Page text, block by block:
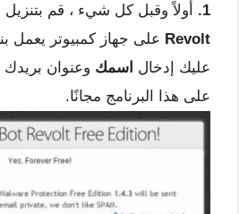
1. أولاً وقبل كل شيء ، قم بتنزيل
Revolt
عليك إدخال اسمك وعنوان بريدك
على هذا البرنامج مجانًا.